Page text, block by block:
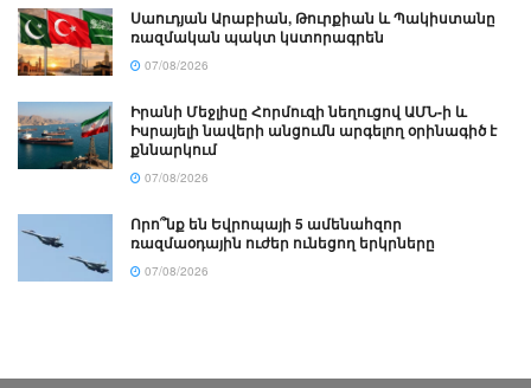
Սաուդյան Արաբիան, Թուրքիան և Պակիստանը
ռազմական պակտ կստորագրեն
07/08/2026
Իրանի Մեջլիսը Հորմուզի նեղուցով ԱՄՆ-ի և
Իսրայելի նավերի անցումն արգելող օրինագիծ է
քննարկում
07/08/2026
Որո՞նք են Եվրոպայի 5 ամենահզոր
ռազմաօդային ուժեր ունեցող երկրները
07/08/2026